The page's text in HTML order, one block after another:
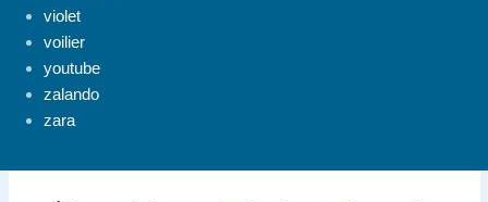
violet
voilier
youtube
zalando
zara